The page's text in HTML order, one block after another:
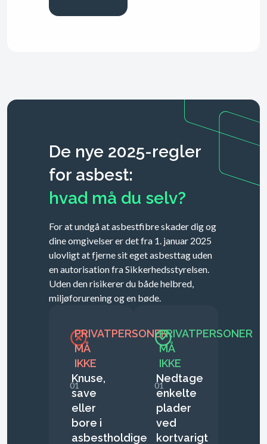
De nye 2025-regler
for asbest:
hvad må du selv?
For at undgå at asbestfibre skader dig og
dine omgivelser er det fra 1. januar 2025
ulovligt at fjerne sit eget asbesttag uden
en autorisation fra Sikkerhedsstyrelsen.
Uden den risikerer du både helbred,
miljøforurening og en bøde.
PRIVATPERSONER
MÅ
IKKE
01
Knuse,
save
eller
bore i
asbestholdige
PRIVATPERSONER
MÅ
IKKE
01
Nedtage
enkelte
plader
ved
kortvarigt